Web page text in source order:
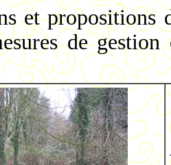
et propositions
de